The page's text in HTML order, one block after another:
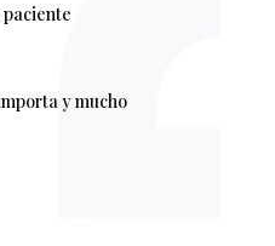
y mucho